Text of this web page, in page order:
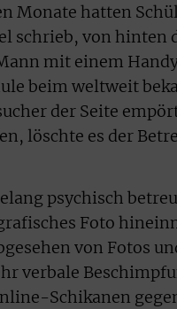
Monate hatten
schrieb, von hinten
mit einem
beim weltweit
der Seite
löschte es der
psychisch
Foto
von Fotos
verbale
Schikanen